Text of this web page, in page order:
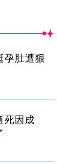
孕肚遭狠
死因成